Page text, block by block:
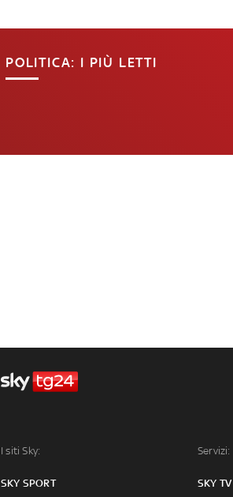
POLITICA: I PIÙ LETTI
I siti Sky:
SKY SPORT
Servizi:
SKY TV